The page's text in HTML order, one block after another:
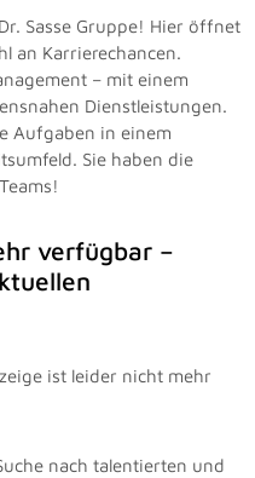
Sasse Gruppe! Hier öffnet
an Karrierechancen.
– mit einem
Dienstleistungen.
Aufgaben in einem
Sie haben die
verfügbar –
ist leider nicht mehr
nach talentierten und